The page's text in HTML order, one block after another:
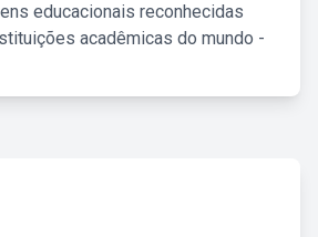
educacionais reconhecidas
acadêmicas do mundo -